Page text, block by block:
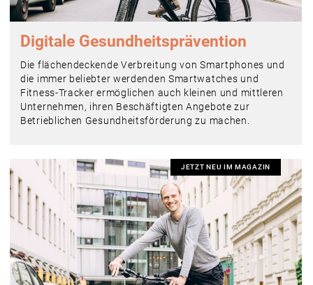
Digitale Gesundheits­prävention
Die flächendeckende Verbreitung von Smartphones und
die immer beliebter werdenden Smartwatches und
Fitness-Tracker ermöglichen auch kleinen und mittleren
Unternehmen, ihren Beschäftigten Angebote zur
Betrieblichen Gesundheitsförderung zu machen.
JETZT NEU IM MAGAZIN